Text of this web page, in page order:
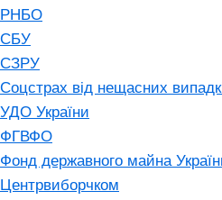
РНБО
СБУ
СЗРУ
Соцстрах від нещасних
УДО України
ФГВФО
Фонд державного майна
Центрвиборчком